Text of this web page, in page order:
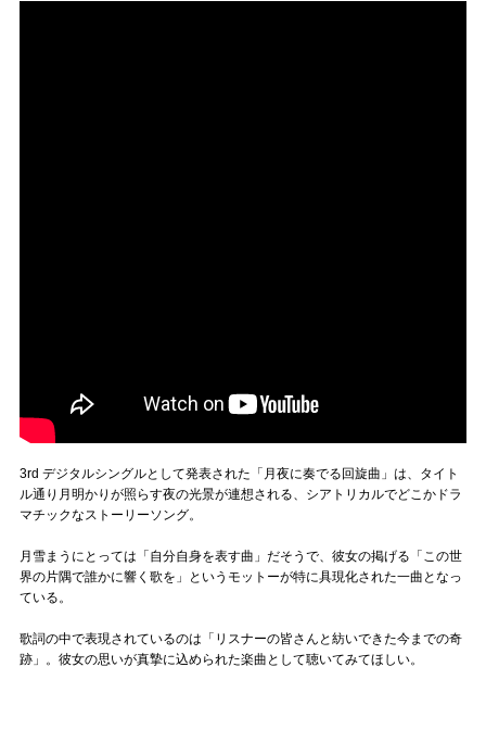
3rd デジタルシングルとして発表された「月夜に奏でる回旋曲」は、タイト
ル通り月明かりが照らす夜の光景が連想される、シアトリカルでどこかドラ
マチックなストーリーソング。
月雪まうにとっては「自分自身を表す曲」だそうで、彼女の掲げる「この世
界の片隅で誰かに響く歌を」というモットーが特に具現化された一曲となっ
ている。
歌詞の中で表現されているのは「リスナーの皆さんと紡いできた今までの奇
跡」。彼女の思いが真摯に込められた楽曲として聴いてみてほしい。